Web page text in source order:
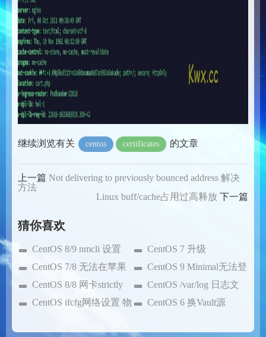
继续浏览有关 centos certificates 的文章
上一篇 Not delivering to previously bounced address 解决
方法
Linux buff/cache占用过高释放 下一篇
猜你喜欢
CentOS 8/9 nmcli 设置
IP
CentOS 7 升级
e2fsprog
CentOS 7/8 无法在苹果
M1 虚拟机上运行
CentOS 9 Minimal无法登
录SSH
CentOS 8/8 网卡strictly
unmanaged 解决
CentOS /var/log 日志文
件说明及清除
CentOS ifcfg网络设置 物
CentOS 6 换Vault源